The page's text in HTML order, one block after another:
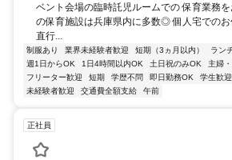
ベント会場の臨時託児ルームでの 保育業務
の保育施設は兵庫県内に多数◎ 個人宅での
直行...
制服あり 業界未経験者歓迎 短期（3ヵ月以内） ラン
週1日からOK
1日4時間以内OK 土日祝のみOK 主婦
フリーター歓迎
短期 学歴不問 即日勤務OK 学生歓迎
未経験者歓迎
交通費全額支給 午前
正社員